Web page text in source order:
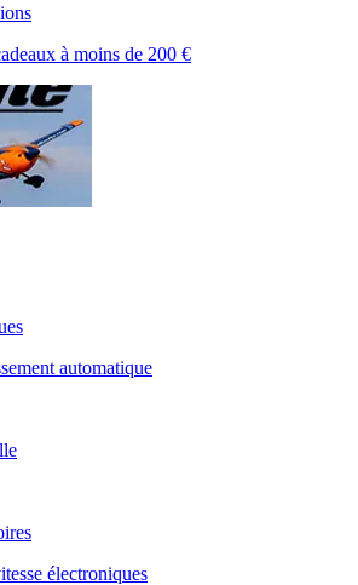
à moins de 200 €
automatique
électroniques